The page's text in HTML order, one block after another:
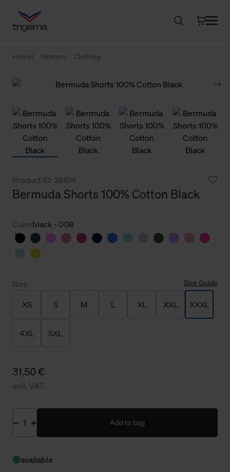
Home Women Clothing
Product ID: 36104
Bermuda Shorts 100% Cotton Black
Colorblack - 008
Size Size Guide
XS S M L XL XXL XXXL
4XL 5XL
31,50 €
incl. VAT.
Add to bag
available